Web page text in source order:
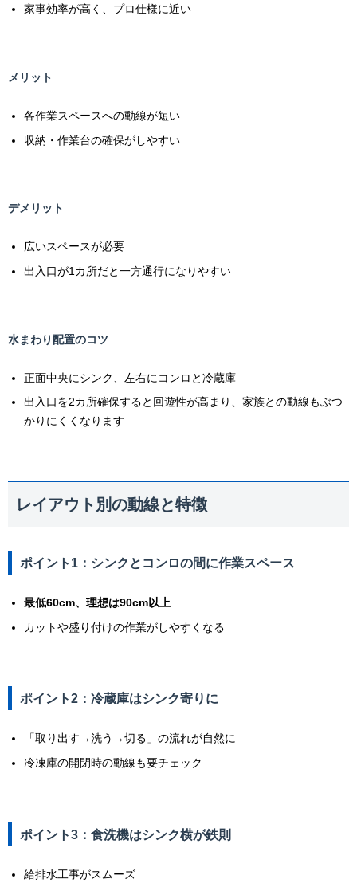
家事効率が高く、プロ仕様に近い
メリット
各作業スペースへの動線が短い
収納・作業台の確保がしやすい
デメリット
広いスペースが必要
出入口が1カ所だと一方通行になりやすい
水まわり配置のコツ
正面中央にシンク、左右にコンロと冷蔵庫
出入口を2カ所確保すると回遊性が高まり、家族との動線もぶつ
かりにくくなります
レイアウト別の動線と特徴
ポイント1：シンクとコンロの間に作業スペース
最低60cm、理想は90cm以上
カットや盛り付けの作業がしやすくなる
ポイント2：冷蔵庫はシンク寄りに
「取り出す→洗う→切る」の流れが自然に
冷凍庫の開閉時の動線も要チェック
ポイント3：食洗機はシンク横が鉄則
給排水工事がスムーズ